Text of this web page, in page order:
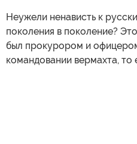
Неужели ненависть к
поколения в поколение?
был прокурором и
командовании вермахта, то